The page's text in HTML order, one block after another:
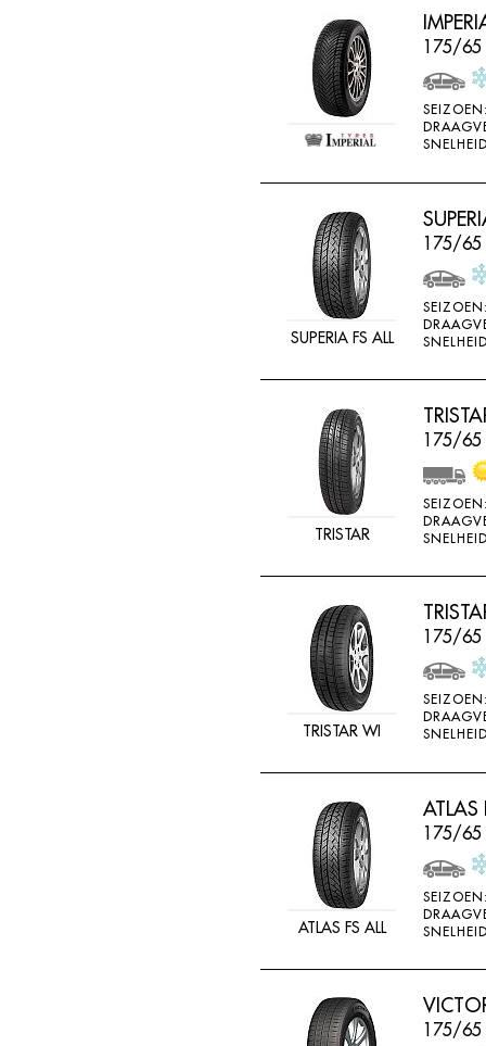
175/65
SUPERIA FS ALL
175/65
TRISTAR
175/65
TRISTAR WI
175/65
ATLAS FS ALL
ATLAS
175/65
175/65